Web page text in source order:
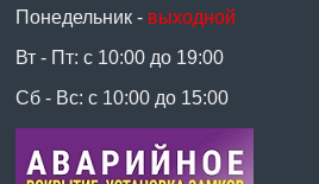
Понедельник - выходной
Вт - Пт: с 10:00 до 19:00
Сб - Вс: с 10:00 до 15:00